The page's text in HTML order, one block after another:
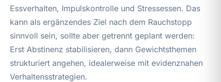
Essverhalten, Impulskontrolle und Stressessen. Das
kann als ergänzendes Ziel nach dem Rauchstopp
sinnvoll sein, sollte aber getrennt geplant werden:
Erst Abstinenz stabilisieren, dann Gewichtsthemen
strukturiert angehen, idealerweise mit evidenznahen
Verhaltensstrategien.